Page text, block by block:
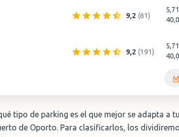
9,2 (61)
9,2 (191)
tipo de parking es el que mejor se adapta
de Oporto. Para clasificarlos, los